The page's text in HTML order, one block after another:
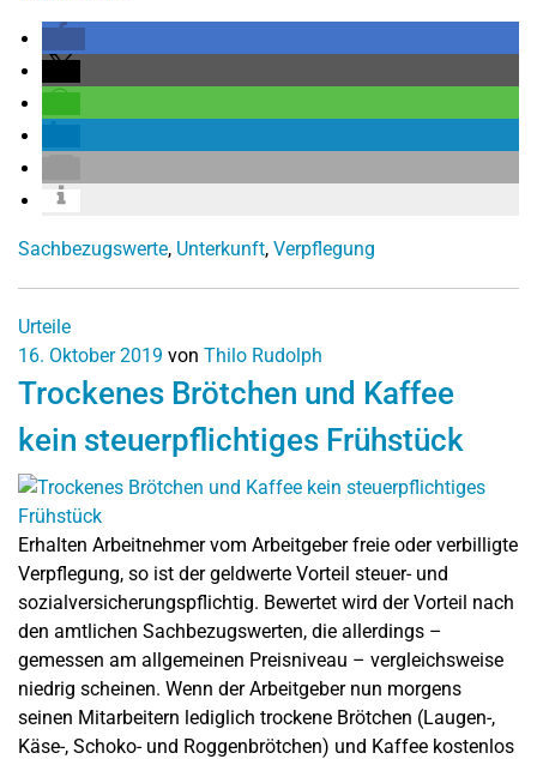
Sachbezugswerte, Unterkunft, Verpflegung
Urteile
16. Oktober 2019 von Thilo Rudolph
Trockenes Brötchen und Kaffee
kein steuerpflichtiges Frühstück
Erhalten Arbeitnehmer vom Arbeitgeber freie oder verbilligte
Verpflegung, so ist der geldwerte Vorteil steuer- und
sozialversicherungspflichtig. Bewertet wird der Vorteil nach
den amtlichen Sachbezugswerten, die allerdings –
gemessen am allgemeinen Preisniveau – vergleichsweise
niedrig scheinen. Wenn der Arbeitgeber nun morgens
seinen Mitarbeitern lediglich trockene Brötchen (Laugen-,
Käse-, Schoko- und Roggenbrötchen) und Kaffee kostenlos